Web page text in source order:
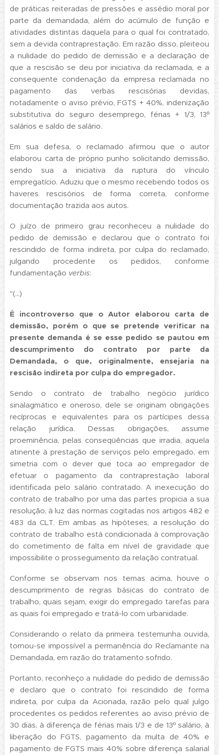
de práticas reiteradas de pressões e assédio moral por
parte da demandada, além do acúmulo de função e
atividades distintas daquela para o qual foi contratado,
sem a devida contraprestação. Em razão disso, pleiteou
a nulidade do pedido de demissão e a declaração de
que a rescisão se deu por iniciativa da reclamada, e a
consequente condenação da empresa reclamada no
pagamento das verbas rescisórias devidas,
notadamente o aviso prévio, FGTS + 40%, indenização
substitutiva do seguro desemprego, férias + 1/3, 13º
salários e saldo de salário.
Em sua defesa, o reclamado afirmou que o autor
elaborou carta de próprio punho solicitando demissão,
sendo sua a iniciativa da ruptura do vínculo
empregatício. Aduziu que o mesmo recebendo todos os
haveres rescisórios de forma correta, conforme
documentação trazida aos autos.
O juízo de primeiro grau reconheceu a nulidade do
pedido de demissão e declarou que o contrato foi
rescindido de forma indireta, por culpa do reclamado,
julgando procedente os pedidos, conforme
fundamentação verbis:
"(...)
É incontroverso que o Autor elaborou carta de
demissão, porém o que se pretende verificar na
presente demanda é se esse pedido se pautou em
descumprimento do contrato por parte da
Demandada, o que, originalmente, ensejaria na
rescisão indireta por culpa do empregador.
Sendo o contrato de trabalho negócio jurídico
sinalagmático e oneroso, dele se originam obrigações
recíprocas e equivalentes para os partícipes dessa
relação jurídica. Dessas obrigações, assume
proeminência, pelas conseqüências que irradia, aquela
atinente à prestação de serviços pelo empregado, em
simetria com o dever que toca ao empregador de
efetuar o pagamento da contraprestação laboral
identificada pelo salário contratado. A inexecução do
contrato de trabalho por uma das partes propicia a sua
resolução, à luz das normas cogitadas nos artigos 482 e
483 da CLT. Em ambas as hipóteses, a resolução do
contrato de trabalho está condicionada à comprovação
do cometimento de falta em nível de gravidade que
impossibilite o prosseguimento da relação contratual.
Conforme se observam nos temas acima, houve o
descumprimento de regras básicas do contrato de
trabalho, quais sejam, exigir do empregado tarefas para
as quais foi empregado e tratá-lo com urbanidade.
Considerando o relato da primeira testemunha ouvida,
tornou-se impossível a permanência do Reclamante na
Demandada, em razão do tratamento sofrido.
Portanto, reconheço a nulidade do pedido de demissão
e declaro que o contrato foi rescindido de forma
indireta, por culpa da Acionada, razão pelo qual julgo
procedentes os pedidos referentes ao aviso prévio de
30 dias, à diferença de férias mais 1/3 e de 13º salário, à
liberação do FGTS, pagamento da multa de 40% e
pagamento de FGTS mais 40% sobre diferença salarial